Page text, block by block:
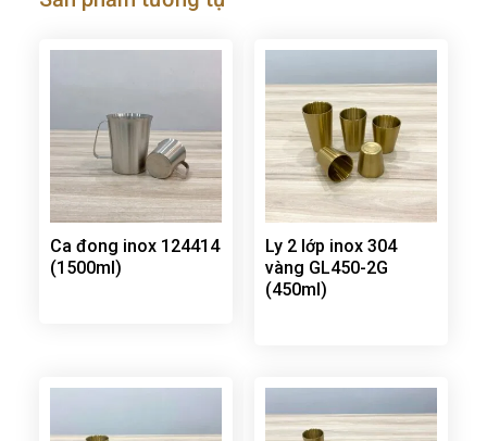
Ca đong inox 124414
(1500ml)
Ly 2 lớp inox 304
vàng GL450-2G
(450ml)